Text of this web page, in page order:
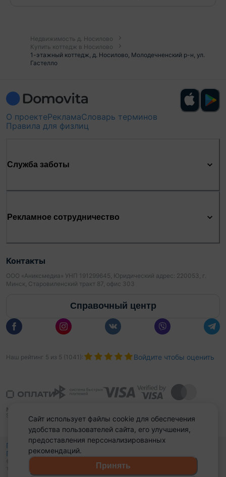
Недвижимость д. Носилово
Купить коттедж в Носилово
1-этажный коттедж, д. Носилово, Молодечненский р-н, ул.
Гастелло
О проектеРекламаСловарь терминов
Правила для физлиц
Служба заботы
Рекламное сотрудничество
Контакты
ООО «Аниксмедиа» УНП 191299645, Юридический адрес: 220053, г.
Минск, Старовиленский тракт 87, офис 303
Справочный центр
Наш рейтинг 5 из 5 (1041 ): Войдите чтобы оценить
Политика конфиденциальности,
Политика обработки файлов куки
© 2015 - 2026, Domovita.by. Копирование материалов допускается
только при наличии активной ссылки.
Сайт использует файлы cookie для обеспечения
удобства пользователей сайта, его улучшения,
предоставления персонализированных
рекомендаций.
Принять